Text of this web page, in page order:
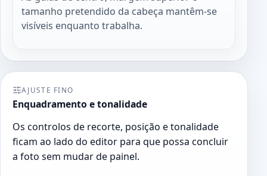
tamanho pretendido da cabeça mantêm-se
visíveis enquanto trabalha.
AJUSTE FINO
Enquadramento e tonalidade
Os controlos de recorte, posição e tonalidade
ficam ao lado do editor para que possa concluir
a foto sem mudar de painel.